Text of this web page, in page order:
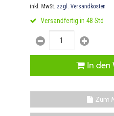
inkl. MwSt. zzgl. Versandkosten
Versandfertig in 48 Std
In den
Zum